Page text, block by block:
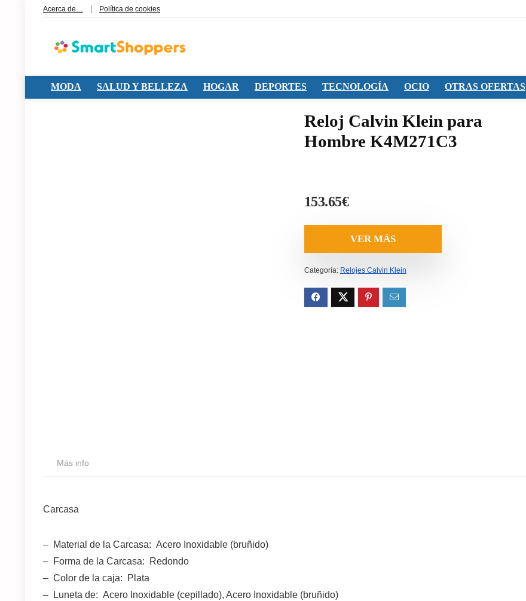
Acerca de… Política de cookies
MODA SALUD Y BELLEZA HOGAR DEPORTES TECNOLOGÍA OCIO OTRAS OFERTAS
Reloj Calvin Klein para
Hombre K4M271C3
153.65€
VER MÁS
Categoría: Relojes Calvin Klein
Más info
Carcasa
– Material de la Carcasa: Acero Inoxidable (bruñido)
– Forma de la Carcasa: Redondo
– Color de la caja: Plata
– Luneta de: Acero Inoxidable (cepillado), Acero Inoxidable (bruñido)